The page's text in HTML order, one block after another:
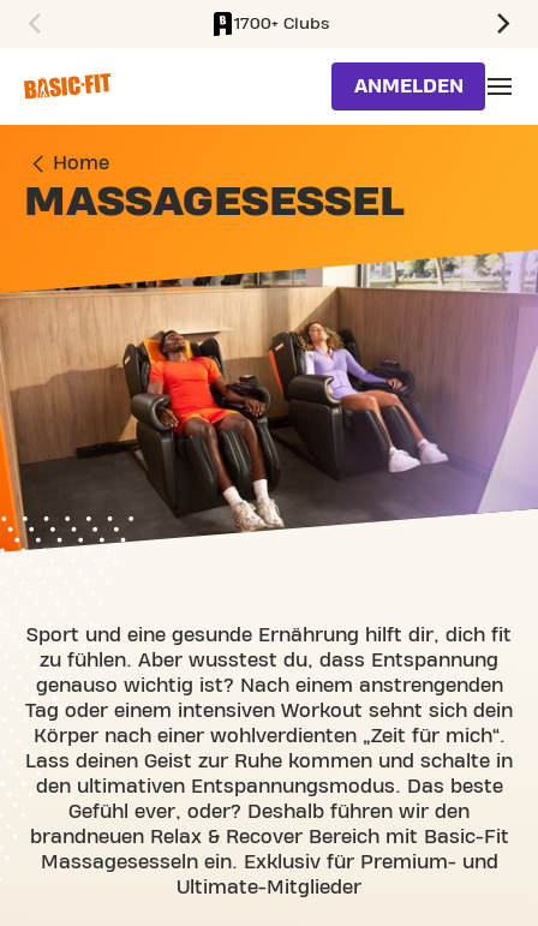
1700+ Clubs
ANMELDEN
Home
MASSAGESESSEL
Sport und eine gesunde Ernährung hilft dir, dich fit
zu fühlen. Aber wusstest du, dass Entspannung
genauso wichtig ist? Nach einem anstrengenden
Tag oder einem intensiven Workout sehnt sich dein
Körper nach einer wohlverdienten „Zeit für mich“.
Lass deinen Geist zur Ruhe kommen und schalte in
den ultimativen Entspannungsmodus. Das beste
Gefühl ever, oder? Deshalb führen wir den
brandneuen Relax & Recover Bereich mit Basic-Fit
Massagesesseln ein. Exklusiv für Premium- und
Ultimate-Mitglieder